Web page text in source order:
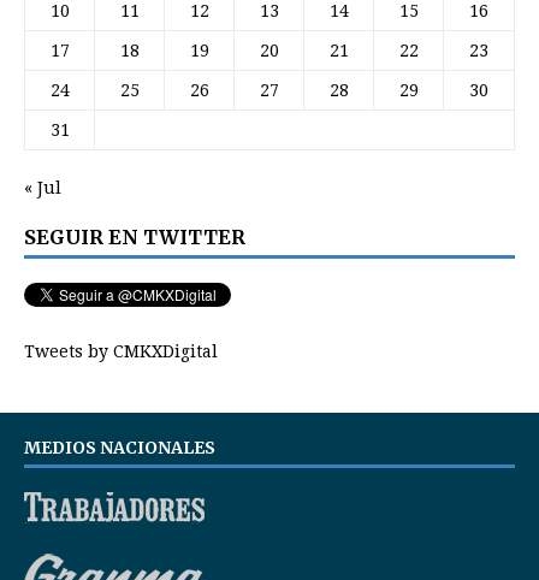
10 11 12 13 14 15 16
17 18 19 20 21 22 23
24 25 26 27 28 29 30
31
« Jul
SEGUIR EN TWITTER
Tweets by CMKXDigital
MEDIOS NACIONALES